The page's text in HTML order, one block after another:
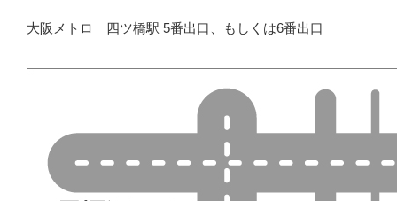
大阪メトロ 四ツ橋駅 5番出口、もしくは6番出口